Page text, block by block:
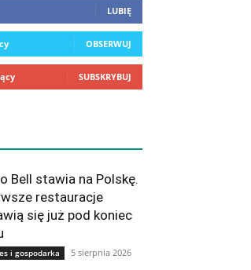
LUBIĘ
OBSERWUJ
SUBSKRYBUJ
Bell stawia na Polskę.
restauracje
się już pod koniec
i gospodarka 5 sierpnia 2026